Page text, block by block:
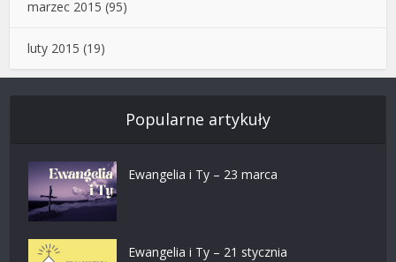
marzec 2015 (95)
luty 2015 (19)
Popularne artykuły
Ewangelia i Ty – 23 marca
Ewangelia i Ty – 21 stycznia